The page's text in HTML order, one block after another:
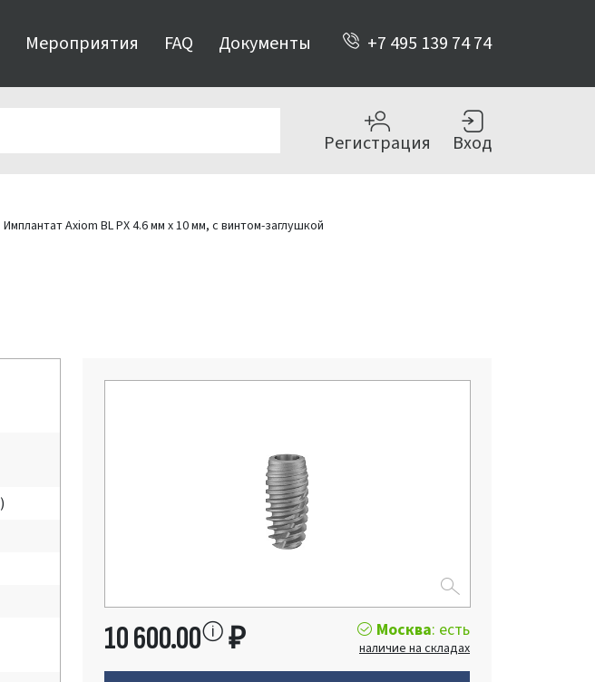
Мероприятия FAQ Документы +7 495 139 74 74
Регистрация Вход
Имплантат Axiom BL PX 4.6 мм x 10 мм, с винтом-заглушкой
)
10 600.00 ₽ Москва: есть
наличие на складах